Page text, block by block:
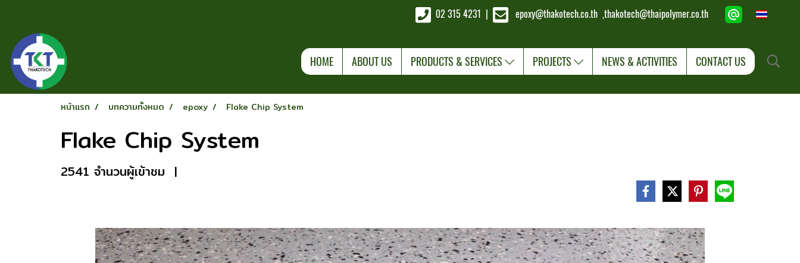
02 315 4231 epoxy@thakotech.co.th ,thakotech@thaipolymer.co.th
HOME ABOUT US PRODUCTS & SERVICES PROJECTS NEWS & ACTIVITIES CONTACT US
หน้าแรก บทความทั้งหมด epoxy Flake Chip System
Flake Chip System
2541 จำนวนผู้เข้าชม |